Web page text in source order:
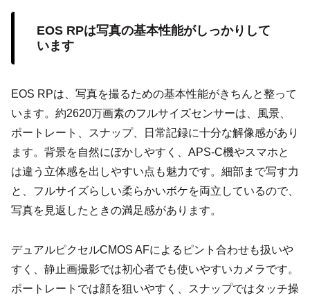
EOS RPは写真の基本性能がしっかりして
います
EOS RPは、写真を撮るための基本性能がきちんと整って
います。約2620万画素のフルサイズセンサーは、風景、
ポートレート、スナップ、日常記録に十分な解像感があり
ます。背景を自然にぼかしやすく、APS-C機やスマホと
は違う立体感を出しやすい点も魅力です。細部まで写す力
と、フルサイズらしい柔らかいボケを両立しているので、
写真を見返したときの満足感があります。
デュアルピクセルCMOS AFによるピント合わせも扱いや
すく、静止画撮影では初心者でも使いやすいカメラです。
ポートレートでは顔を狙いやすく、スナップではタッチ操